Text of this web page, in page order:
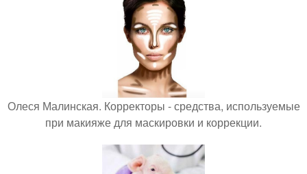
Олеся Малинская. Корректоры - средства, используемые
при макияже для маскировки и коррекции.